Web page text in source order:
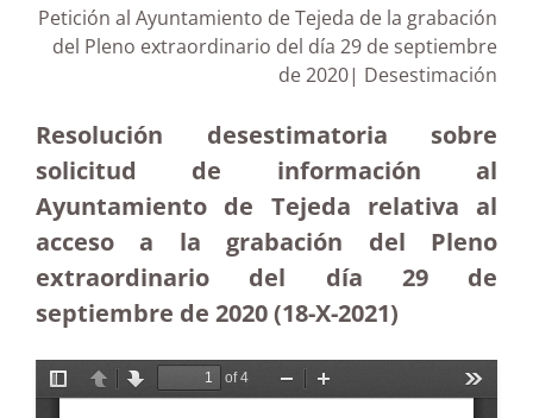
Petición al Ayuntamiento de Tejeda de la grabación
del Pleno extraordinario del día 29 de septiembre
de 2020| Desestimación
Resolución desestimatoria sobre
solicitud de información al
Ayuntamiento de Tejeda relativa al
acceso a la grabación del Pleno
extraordinario del día 29 de
septiembre de 2020 (18-X-2021)